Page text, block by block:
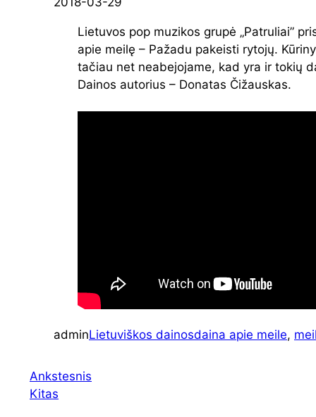
Lietuvos pop muzikos grupė „Patruliai”
apie meilę – Pažadu pakeisti rytojų.
tačiau net neabejojame, kad yra ir tokių
Dainos autorius – Donatas Čižauskas.
adminLietuviškos dainosdaina apie meile,
Ankstesnis
Kitas